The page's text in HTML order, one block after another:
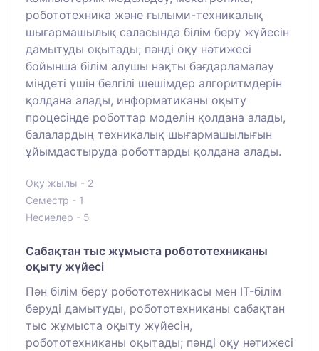
робототехника және ғылыми-техникалық
шығармашылық саласында білім беру жүйесін
дамытуды оқытады; пәнді оқу нәтижесі
бойынша білім алушы нақты бағдарламалау
міндеті үшін белгілі шешімдер алгоритмдерін
қолдана алады, информатиканы оқыту
процесінде роботтар моделін қолдана алады,
балалардың техникалық шығармашылығын
ұйымдастыруда роботтарды қолдана алады.
Оқу жылы - 2
Семестр - 1
Несиелер - 5
Сабақтан тыс жұмыста робототехниканы
оқыту жүйесі
Пән білім беру робототехникасы мен IT-білім
беруді дамытуды, робототехниканы сабақтан
тыс жұмыста оқыту жүйесін,
робототехниканы оқытады; пәнді оқу нәтижесі